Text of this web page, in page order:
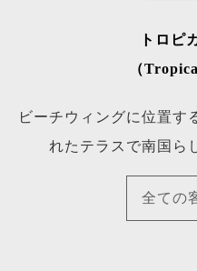
トロピ
（
ビーチウィングに位置す
れたテラスで南国ら
全ての